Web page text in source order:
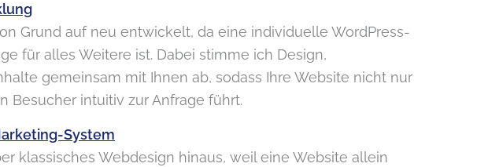
Grund auf neu entwickelt, da eine individuelle WordPress-
für alles Weitere ist. Dabei stimme ich Design,
gemeinsam mit Ihnen ab, sodass Ihre Website nicht nur
Besucher intuitiv zur Anfrage führt.
System
klassisches Webdesign hinaus, weil eine Website allein